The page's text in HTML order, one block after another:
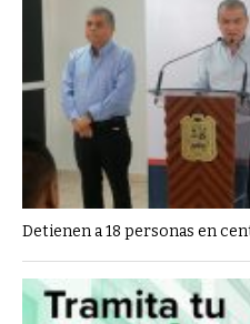
Detienen a 18 personas en